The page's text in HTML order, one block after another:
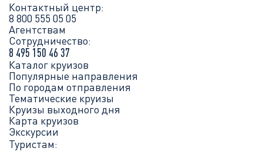
Контактный центр:
8 800 555 05 05
Агентствам
Сотрудничество:
8 495 150 46 37
Каталог круизов
Популярные направления
По городам отправления
Тематические круизы
Круизы выходного дня
Карта круизов
Экскурсии
Туристам: